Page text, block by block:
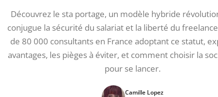
Découvrez le sta portage, un modèle hybride
conjugue la sécurité du salariat et la liberté du
de 80 000 consultants en France adoptant ce statut,
avantages, les pièges à éviter, et comment choisir la
pour se lancer.
Camille Lopez